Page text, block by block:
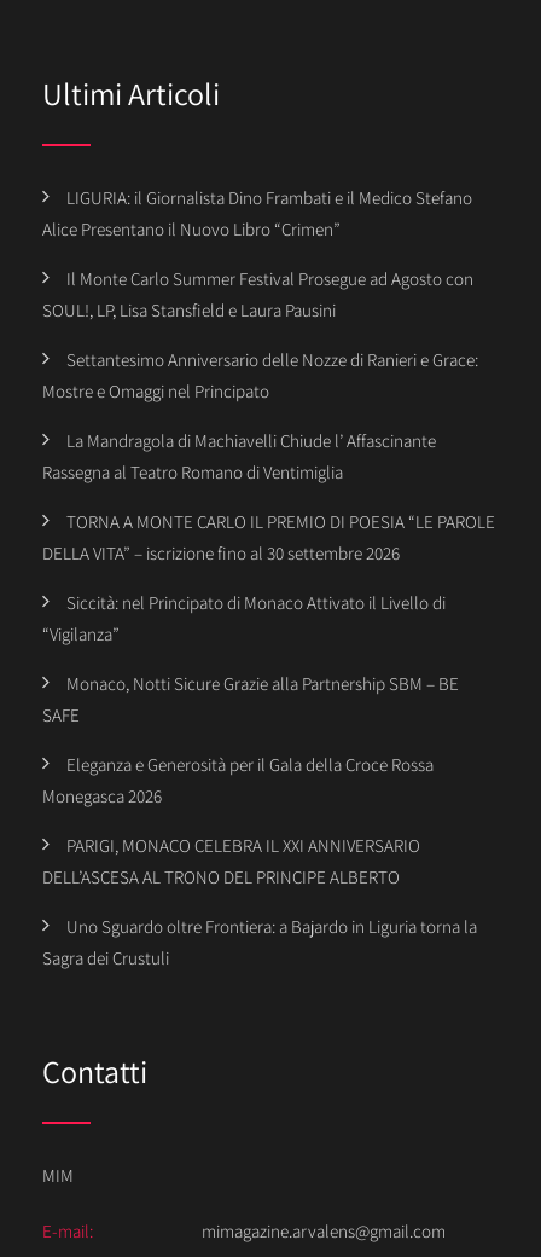
Ultimi Articoli
LIGURIA: il Giornalista Dino Frambati e il Medico Stefano
Alice Presentano il Nuovo Libro “Crimen”
Il Monte Carlo Summer Festival Prosegue ad Agosto con
SOUL!, LP, Lisa Stansfield e Laura Pausini
Settantesimo Anniversario delle Nozze di Ranieri e Grace:
Mostre e Omaggi nel Principato
La Mandragola di Machiavelli Chiude l’ Affascinante
Rassegna al Teatro Romano di Ventimiglia
TORNA A MONTE CARLO IL PREMIO DI POESIA “LE PAROLE
DELLA VITA” – iscrizione fino al 30 settembre 2026
Siccità: nel Principato di Monaco Attivato il Livello di
“Vigilanza”
Monaco, Notti Sicure Grazie alla Partnership SBM – BE
SAFE
Eleganza e Generosità per il Gala della Croce Rossa
Monegasca 2026
PARIGI, MONACO CELEBRA IL XXI ANNIVERSARIO
DELL’ASCESA AL TRONO DEL PRINCIPE ALBERTO
Uno Sguardo oltre Frontiera: a Bajardo in Liguria torna la
Sagra dei Crustuli
Contatti
MIM
E-mail: mimagazine.arvalens@gmail.com